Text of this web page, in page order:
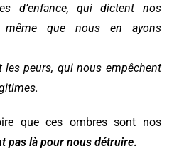
d’enfance, qui dictent nos
même que nous en ayons
les peurs, qui nous empêchent
que ces ombres sont nos
pas là pour nous détruire.